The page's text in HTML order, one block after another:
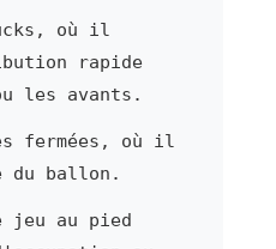
où il
rapide
les avants.
fermées, où il
ballon.
au pied